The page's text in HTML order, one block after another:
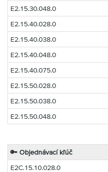
E2.15.30.048.0
E2.15.40.028.0
E2.15.40.038.0
E2.15.40.048.0
E2.15.40.075.0
E2.15.50.028.0
E2.15.50.038.0
E2.15.50.048.0
🔑 Objednávací kľúč
E2C.15.10.028.0